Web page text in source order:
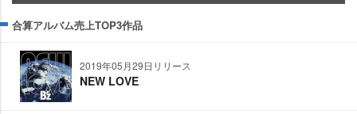
合算アルバム売上TOP3作品
2019年05月29日リリース
NEW LOVE